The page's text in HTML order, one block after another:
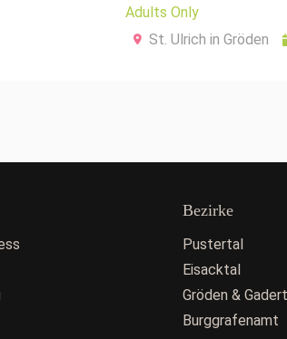
Adults Only
St. Ulrich in Gröden
Bezirke
Pustertal
Eisacktal
Gröden &
Burggrafenamt